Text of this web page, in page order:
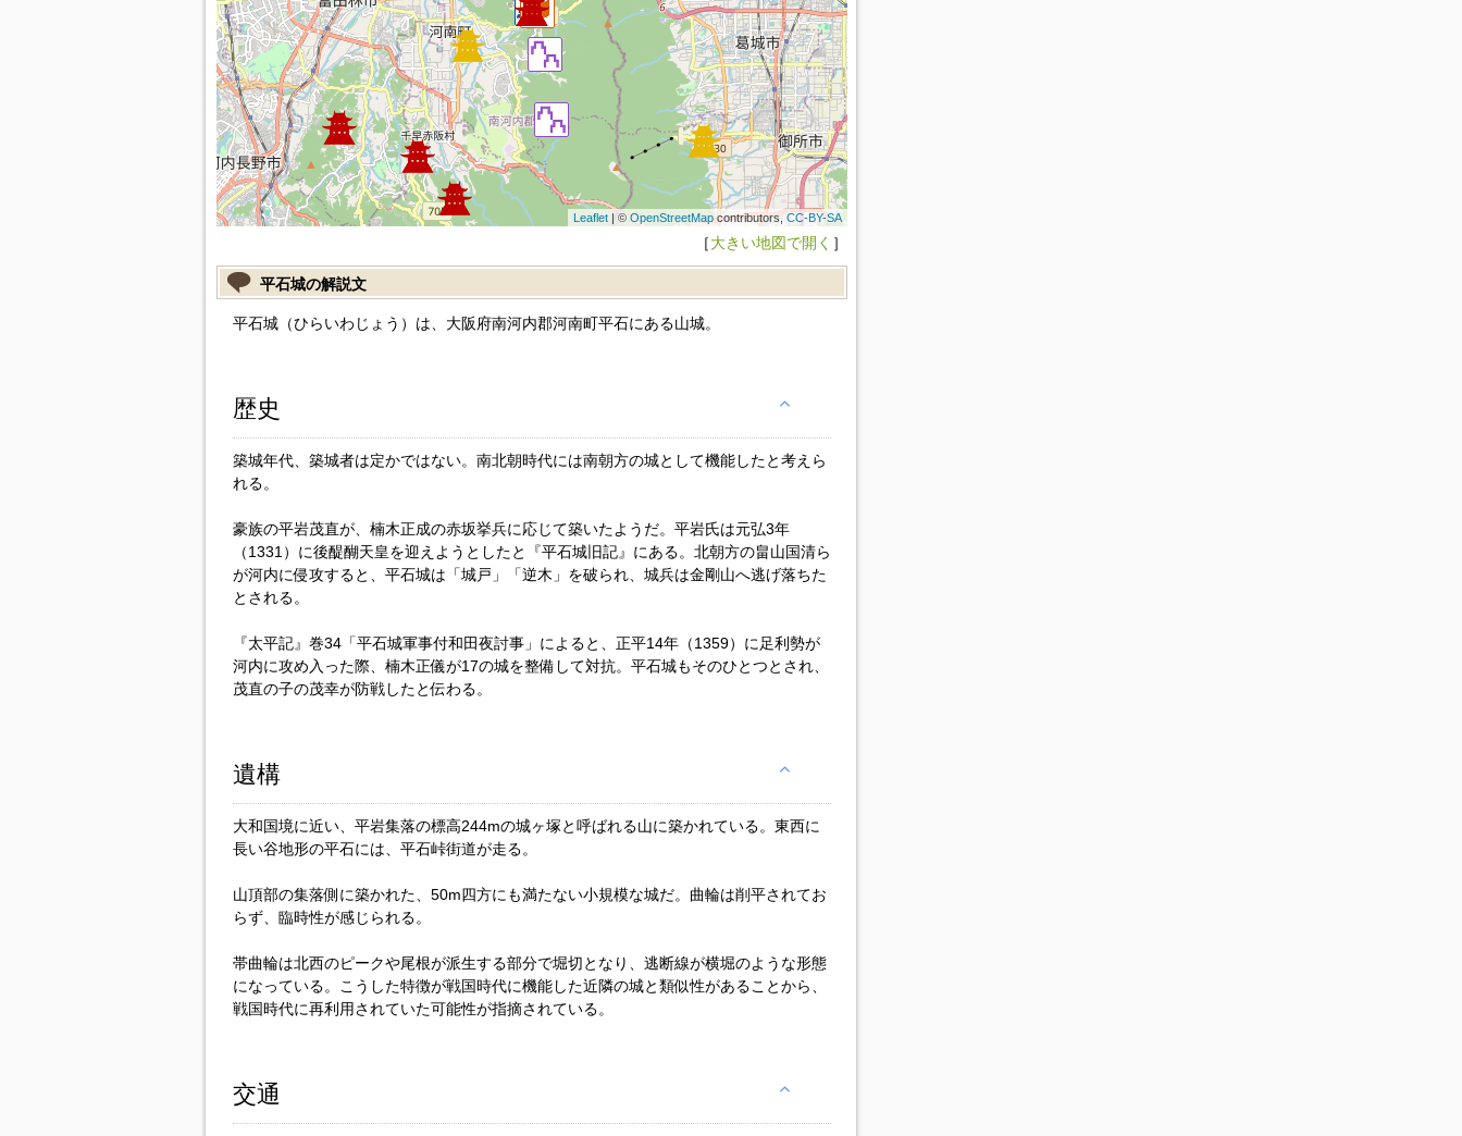
Leaflet| ©OpenStreetMapcontributors,CC-BY-SA
［大きい地図で開く ］
平石城の解説文
平石城（ひらいわじょう）は、大阪府南河内郡河南町平石にある山城。
歴史
築城年代、築城者は定かではない。南北朝時代には南朝方の城として機能したと考えら
れる。
豪族の平岩茂直が、楠木正成の赤坂挙兵に応じて築いたようだ。平岩氏は元弘3年
（1331）に後醍醐天皇を迎えようとしたと『平石城旧記』にある。北朝方の畠山国清ら
が河内に侵攻すると、平石城は「城戸」「逆木」を破られ、城兵は金剛山へ逃げ落ちた
とされる。
『太平記』巻34「平石城軍事付和田夜討事」によると、正平14年（1359）に足利勢が
河内に攻め入った際、楠木正儀が17の城を整備して対抗。平石城もそのひとつとされ、
茂直の子の茂幸が防戦したと伝わる。
遺構
大和国境に近い、平岩集落の標高244mの城ヶ塚と呼ばれる山に築かれている。東西に
長い谷地形の平石には、平石峠街道が走る。
山頂部の集落側に築かれた、50m四方にも満たない小規模な城だ。曲輪は削平されてお
らず、臨時性が感じられる。
帯曲輪は北西のピークや尾根が派生する部分で堀切となり、逃断線が横堀のような形態
になっている。こうした特徴が戦国時代に機能した近隣の城と類似性があることから、
戦国時代に再利用されていた可能性が指摘されている。
交通